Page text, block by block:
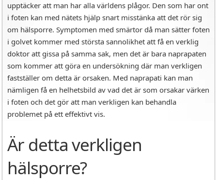
upptäcker att man har alla världens plågor. Den som har ont
i foten kan med nätets hjälp snart misstänka att det rör sig
om hälsporre. Symptomen med smärtor då man sätter foten
i golvet kommer med största sannolikhet att få en verklig
doktor att gissa på samma sak, men det är bara naprapaten
som kommer att göra en undersökning där man verkligen
fastställer om detta är orsaken. Med naprapati kan man
nämligen få en helhetsbild av vad det är som orsakar värken
i foten och det gör att man verkligen kan behandla
problemet på ett effektivt vis.
Är detta verkligen
hälsporre?